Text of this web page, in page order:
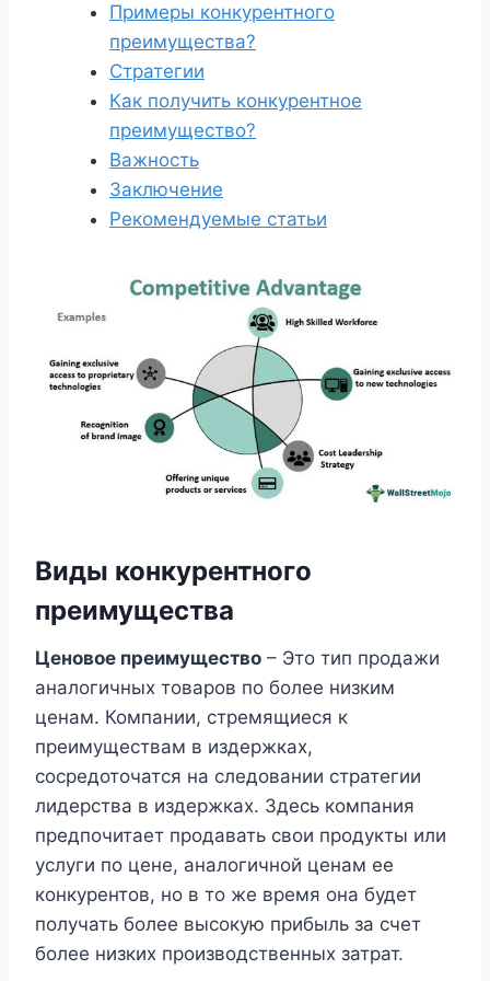
Примеры конкурентного
преимущества?
Стратегии
Как получить конкурентное
преимущество?
Важность
Заключение
Рекомендуемые статьи
Виды конкурентного
преимущества
Ценовое преимущество – Это тип продажи
аналогичных товаров по более низким
ценам. Компании, стремящиеся к
преимуществам в издержках,
сосредоточатся на следовании стратегии
лидерства в издержках. Здесь компания
предпочитает продавать свои продукты или
услуги по цене, аналогичной ценам ее
конкурентов, но в то же время она будет
получать более высокую прибыль за счет
более низких производственных затрат.